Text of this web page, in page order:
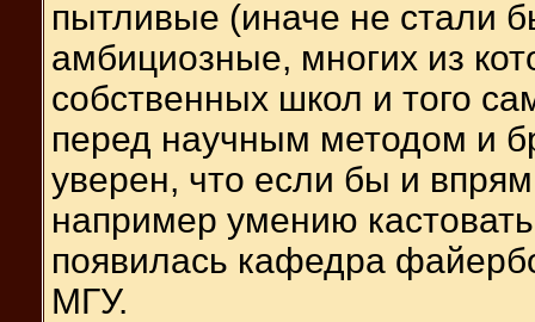
пытливые (иначе не стали
амбициозные, многих из
собственных школ и того
перед научным методом и
уверен, что если бы и
например умению
появилась кафедра
МГУ.